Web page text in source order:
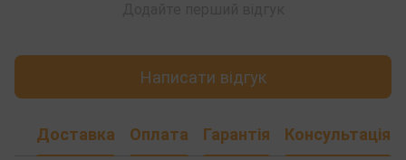
Написати відгук
Доставка Оплата Гарантія Консультація